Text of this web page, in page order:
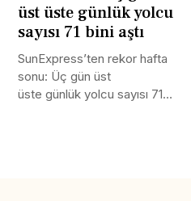
üst üste günlük yolcu
sayısı 71 bini aştı
SunExpress’ten rekor hafta
sonu: Üç gün üst
üste günlük yolcu sayısı 71